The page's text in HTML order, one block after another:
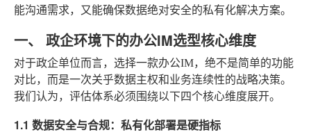
能沟通需求，又能确保数据绝对安全的私有化解决方案。
一、 政企环境下的办公IM选型核心维度
对于政企单位而言，选择一款办公IM，绝不是简单的功能
对比，而是一次关乎数据主权和业务连续性的战略决策。
我们认为，评估体系必须围绕以下四个核心维度展开。
1.1 数据安全与合规：私有化部署是硬指标